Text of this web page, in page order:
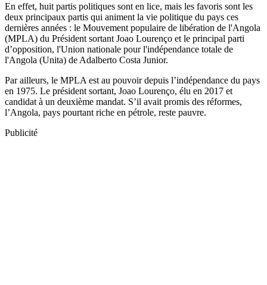
En effet, huit partis politiques sont en lice, mais les favoris sont les
deux principaux partis qui animent la vie politique du pays ces
dernières années : le Mouvement populaire de libération de l'Angola
(MPLA) du Président sortant Joao Lourenço et le principal parti
d’opposition, l'Union nationale pour l'indépendance totale de
l'Angola (Unita) de Adalberto Costa Junior.
Par ailleurs, le MPLA est au pouvoir depuis l’indépendance du pays
en 1975. Le président sortant, Joao Lourenço, élu en 2017 et
candidat à un deuxième mandat. S’il avait promis des réformes,
l’Angola, pays pourtant riche en pétrole, reste pauvre.
Publicité